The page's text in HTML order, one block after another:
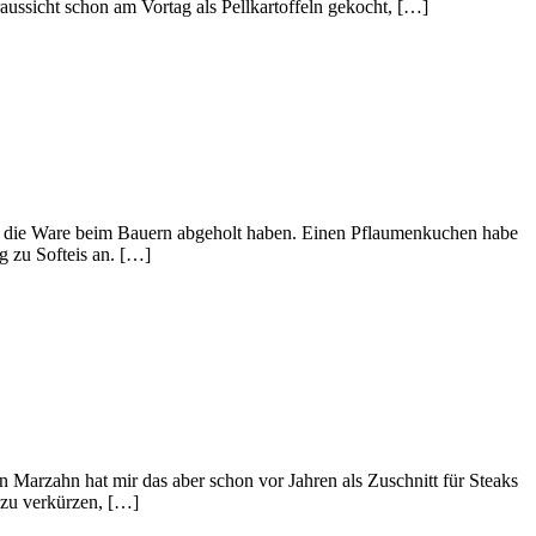
schon am Vortag als Pellkartoffeln gekocht, […]
Ware beim Bauern abgeholt haben. Einen Pflaumenkuchen habe
zu Softeis an. […]
hat mir das aber schon vor Jahren als Zuschnitt für Steaks
zu verkürzen, […]